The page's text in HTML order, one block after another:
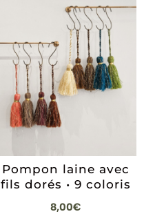
Pompon laine avec
fils dorés • 9 coloris
8,00€